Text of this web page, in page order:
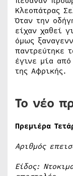
Κλεοπάτρας
Όταν την
είχαν χαθεί
όμως
παντρεύτηκε
έγινε μία από
της Αφρικής.
Το νέο
Πρεμιέρα
Αριθμός
Είδος: